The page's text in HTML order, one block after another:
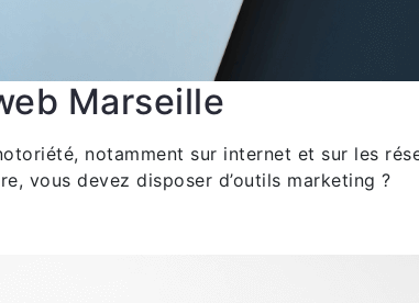
Marseille
notamment sur internet et sur les
vous devez disposer d’outils marketing ?